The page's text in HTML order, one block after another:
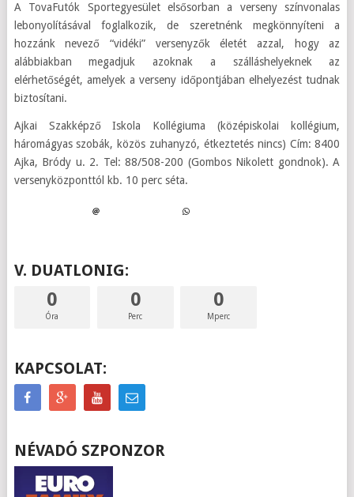
A TovaFutók Sportegyesület elsősorban a verseny színvonalas
lebonyolításával foglalkozik, de szeretnénk megkönnyíteni a
hozzánk nevező “vidéki” versenyzők életét azzal, hogy az
alábbiakban megadjuk azoknak a szálláshelyeknek az
elérhetőségét, amelyek a verseny időpontjában elhelyezést tudnak
biztosítani.
Ajkai Szakképző Iskola Kollégiuma (középiskolai kollégium,
háromágyas szobák, közös zuhanyzó, étkeztetés nincs) Cím: 8400
Ajka, Bródy u. 2. Tel: 88/508-200 (Gombos Nikolett gondnok). A
versenyközponttól kb. 10 perc séta.
V. DUATLONIG:
0
Óra
0
Perc
0
Mperc
KAPCSOLAT:
NÉVADÓ SZPONZOR